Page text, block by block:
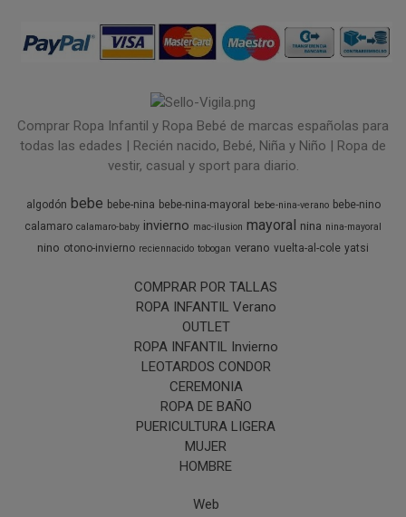
Comprar Ropa Infantil y Ropa Bebé de marcas españolas para
todas las edades | Recién nacido, Bebé, Niña y Niño | Ropa de
vestir, casual y sport para diario.
algodón bebe bebe-nina bebe-nina-mayoral bebe-nina-verano bebe-nino
calamaro calamaro-baby invierno mac-ilusion mayoral nina nina-mayoral
nino otono-invierno reciennacido tobogan verano vuelta-al-cole yatsi
COMPRAR POR TALLAS
ROPA INFANTIL Verano
OUTLET
ROPA INFANTIL Invierno
LEOTARDOS CONDOR
CEREMONIA
ROPA DE BAÑO
PUERICULTURA LIGERA
MUJER
HOMBRE
Web